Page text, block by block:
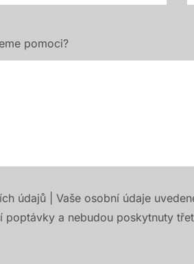
pomoci?
údajů | Vaše osobní údaje
poptávky a nebudou poskytnuty